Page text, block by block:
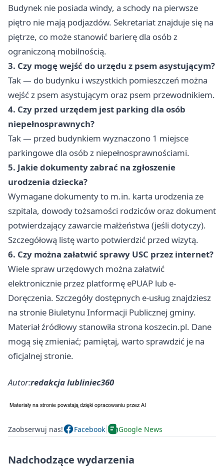
Budynek nie posiada windy, a schody na pierwsze
piętro nie mają podjazdów. Sekretariat znajduje się na
piętrze, co może stanowić barierę dla osób z
ograniczoną mobilnością.
3. Czy mogę wejść do urzędu z psem asystującym?
Tak — do budynku i wszystkich pomieszczeń można
wejść z psem asystującym oraz psem przewodnikiem.
4. Czy przed urzędem jest parking dla osób
niepełnosprawnych?
Tak — przed budynkiem wyznaczono 1 miejsce
parkingowe dla osób z niepełnosprawnościami.
5. Jakie dokumenty zabrać na zgłoszenie
urodzenia dziecka?
Wymagane dokumenty to m.in. karta urodzenia ze
szpitala, dowody tożsamości rodziców oraz dokument
potwierdzający zawarcie małżeństwa (jeśli dotyczy).
Szczegółową listę warto potwierdzić przed wizytą.
6. Czy można załatwić sprawy USC przez internet?
Wiele spraw urzędowych można załatwić
elektronicznie przez platformę ePUAP lub e-
Doręczenia. Szczegóły dostępnych e-usług znajdziesz
na stronie Biuletynu Informacji Publicznej gminy.
Materiał źródłowy stanowiła strona koszecin.pl. Dane
mogą się zmieniać; pamiętaj, warto sprawdzić je na
oficjalnej stronie.
Autor:redakcja lubliniec360
Zaobserwuj nas! Facebook Google News
Nadchodzące wydarzenia